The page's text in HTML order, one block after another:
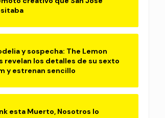
y sospecha: The Lemon
revelan los detalles de su sexto
y estrenan sencillo
esta Muerto, Nosotros lo